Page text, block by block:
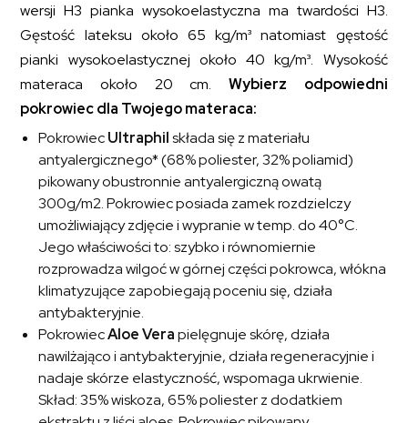
wersji H3 pianka wysokoelastyczna ma twardości H3.
Gęstość lateksu około 65 kg/m³ natomiast gęstość
pianki wysokoelastycznej około 40 kg/m³. Wysokość
materaca około 20 cm. Wybierz odpowiedni
pokrowiec dla Twojego materaca:
PokrowiecUltraphilskłada się z materiału
antyalergicznego* (68% poliester, 32% poliamid)
pikowany obustronnie antyalergiczną owatą
300g/m2. Pokrowiec posiada zamek rozdzielczy
umożliwiający zdjęcie i wypranie w temp. do 40°C.
Jego właściwości to: szybko i równomiernie
rozprowadza wilgoć w górnej części pokrowca, włókna
klimatyzujące zapobiegają poceniu się, działa
antybakteryjnie.
PokrowiecAloe Verapielęgnuje skórę, działa
nawilżająco i antybakteryjnie, działa regeneracyjnie i
nadaje skórze elastyczność, wspomaga ukrwienie.
Skład: 35% wiskoza, 65% poliester z dodatkiem